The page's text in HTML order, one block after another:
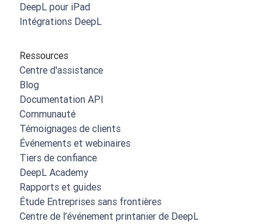
DeepL pour iPad
Intégrations DeepL
Ressources
Centre d'assistance
Blog
Documentation API
Communauté
Témoignages de clients
Événements et webinaires
Tiers de confiance
DeepL Academy
Rapports et guides
Étude Entreprises sans frontières
Centre de l’événement printanier de DeepL